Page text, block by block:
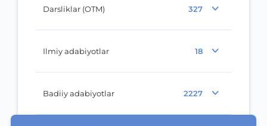
Darsliklar (OTM) 327
Ilmiy adabiyotlar 18
Badiiy adabiyotlar 2227